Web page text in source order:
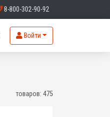
8-800-302-90-92
Войти
товаров: 475